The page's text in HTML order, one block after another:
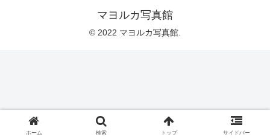
マヨルカ写真館
© 2022 マヨルカ写真館.
ホーム 検索 トップ サイドバー